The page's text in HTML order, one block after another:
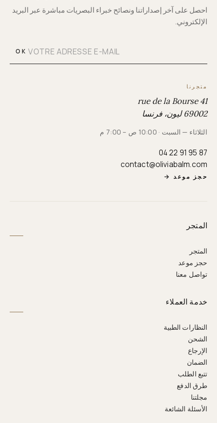
احصل على آخر إصداراتنا ونصائح خبراء البصريات مباشرة عبر البريد
الإلكتروني.
OK
متجرنا
41 rue de la Bourse
69002 ليون، فرنسا
الثلاثاء — السبت · 10:00 ص – 7:00 م
04 22 91 95 87
contact@oliviabalm.com
حجز موعد →
المتجر
المتجر
حجز موعد
تواصل معنا
خدمة العملاء
النظارات الطبية
الشحن
الإرجاع
الضمان
تتبع الطلب
طرق الدفع
مجلتنا
الأسئلة الشائعة